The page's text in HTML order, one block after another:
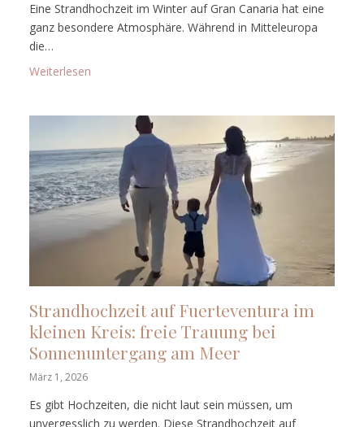
Eine Strandhochzeit im Winter auf Gran Canaria hat eine
ganz besondere Atmosphäre. Während in Mitteleuropa
die…
Weiterlesen
Strandhochzeit auf Fuerteventura im
kleinen Kreis: freie Trauung bei
Sonnenuntergang am Meer
März 1, 2026
Es gibt Hochzeiten, die nicht laut sein müssen, um
unvergesslich zu werden. Diese Strandhochzeit auf